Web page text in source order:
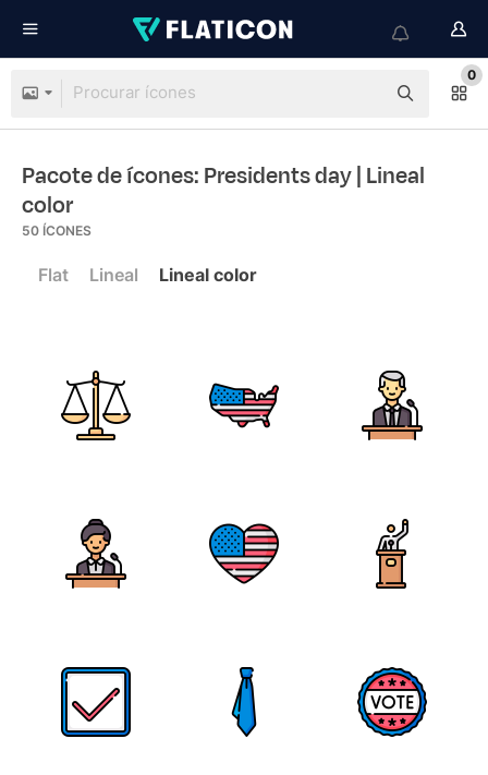
0
Pacote de ícones: Presidents day| Lineal
color
50 ÍCONES
Flat Lineal Lineal color